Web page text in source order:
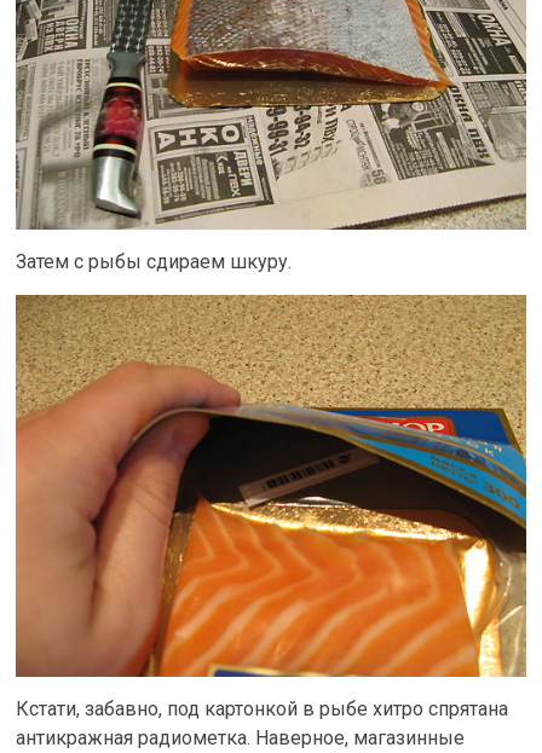
Затем с рыбы сдираем шкуру.
Кстати, забавно, под картонкой в рыбе хитро спрятана
антикражная радиометка. Наверное, магазинные